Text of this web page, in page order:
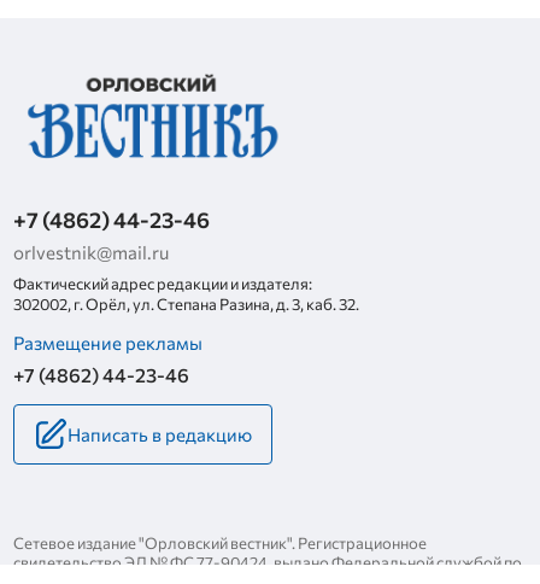
+7 (4862) 44-23-46
orlvestnik@mail.ru
Фактический адрес редакции и издателя:
302002, г. Орёл, ул. Степана Разина, д. 3, каб. 32.
Размещение рекламы
+7 (4862) 44-23-46
Написать в редакцию
Сетевое издание "Орловский вестник". Регистрационное
свидетельство ЭЛ № ФС 77-90424, выдано Федеральной службой по